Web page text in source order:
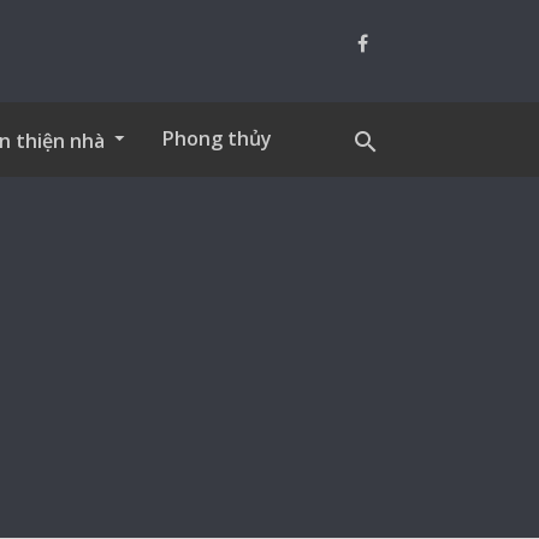
thiện nhà Phong thủy search